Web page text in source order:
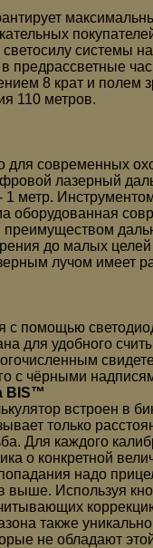
системы
предрассветные
8 крат и полем
110 метров.
современных
лазерный
1 метр.
оборудованная
до малых
лучом имеет
с помощью
для удобного
с чёрными
BIS™
встроен в
только
Для каждого
о конкретной
надо
выше. Используя
также
не обладают